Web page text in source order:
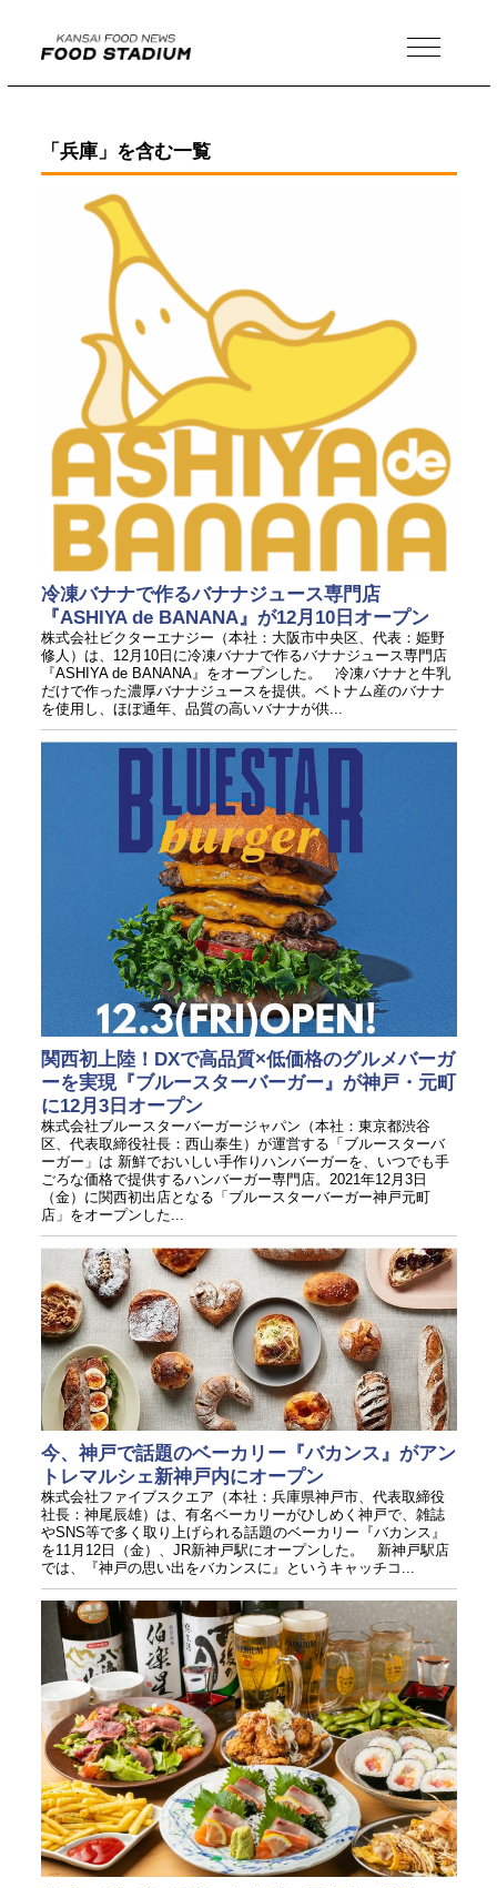
MENU
「兵庫」を含む一覧
冷凍バナナで作るバナナジュース専門店
『ASHIYA de BANANA』が12月10日オープン
株式会社ビクターエナジー（本社：大阪市中央区、代表：姫野
修人）は、12月10日に冷凍バナナで作るバナナジュース専門店
『ASHIYA de BANANA』をオープンした。 冷凍バナナと牛乳
だけで作った濃厚バナナジュースを提供。ベトナム産のバナナ
を使用し、ほぼ通年、品質の高いバナナが供...
関西初上陸！DXで高品質×低価格のグルメバーガ
ーを実現『ブルースターバーガー』が神戸・元町
に12月3日オープン
株式会社ブルースターバーガージャパン（本社：東京都渋谷
区、代表取締役社長：西山泰生）が運営する「ブルースターバ
ーガー」は 新鮮でおいしい手作りハンバーガーを、いつでも手
ごろな価格で提供するハンバーガー専門店。2021年12月3日
（金）に関西初出店となる「ブルースターバーガー神戸元町
店」をオープンした...
今、神戸で話題のベーカリー『バカンス』がアン
トレマルシェ新神戸内にオープン
株式会社ファイブスクエア（本社：兵庫県神戸市、代表取締役
社長：神尾辰雄）は、有名ベーカリーがひしめく神戸で、雑誌
やSNS等で多く取り上げられる話題のベーカリー『バカンス』
を11月12日（金）、JR新神戸駅にオープンした。 新神戸駅店
では、『神戸の思い出をバカンスに』というキャッチコ...